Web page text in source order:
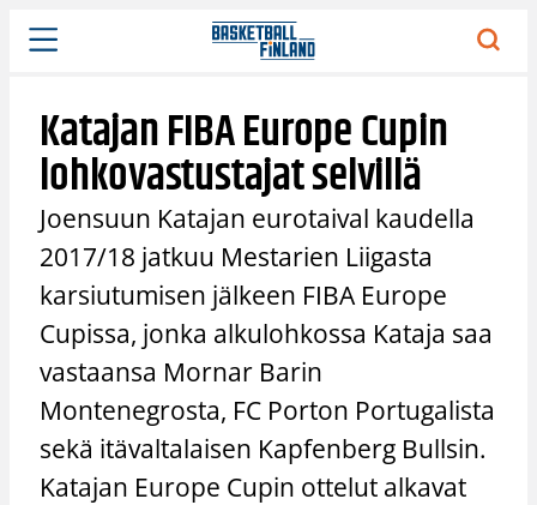
Siirry
sisältöön
Katajan FIBA Europe Cupin
lohkovastustajat selvillä
Joensuun Katajan eurotaival kaudella
2017/18 jatkuu Mestarien Liigasta
karsiutumisen jälkeen FIBA Europe
Cupissa, jonka alkulohkossa Kataja saa
vastaansa Mornar Barin
Montenegrosta, FC Porton Portugalista
sekä itävaltalaisen Kapfenberg Bullsin.
Katajan Europe Cupin ottelut alkavat